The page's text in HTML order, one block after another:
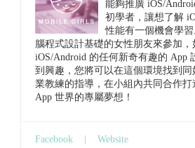
能夠推廣 iOS/
初學者，讓想了解
性能有一個機會學
腦程式設計基礎的女性朋友來參加，
iOS/Android 的任何新奇有趣的 App
到興趣，您將可以在這個環境找到
業教練的指導，在小組內共同合作
App 世界的專屬夢想！
Facebook | Website